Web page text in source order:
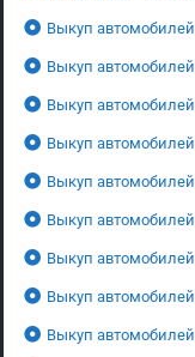
Выкуп
Выкуп
Выкуп
Выкуп
Выкуп
Выкуп
Выкуп
Выкуп
Выкуп автомобилей